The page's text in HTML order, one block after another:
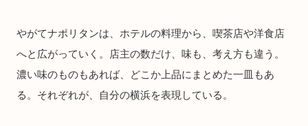
やがてナポリタンは、ホテルの料理から、喫茶店や洋食店
へと広がっていく。店主の数だけ、味も、考え方も違う。
濃い味のものもあれば、どこか上品にまとめた一皿もあ
る。それぞれが、自分の横浜を表現している。